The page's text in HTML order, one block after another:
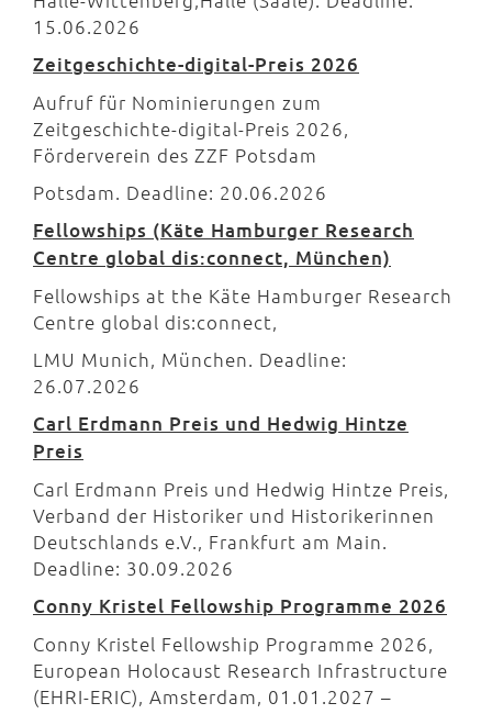
15.06.2026
Zeitgeschichte-digital-Preis 2026
Aufruf für Nominierungen zum
Zeitgeschichte-digital-Preis 2026,
Förderverein des ZZF Potsdam
Potsdam. Deadline: 20.06.2026
Fellowships (Käte Hamburger Research
Centre global dis:connect, München)
Fellowships at the Käte Hamburger Research
Centre global dis:connect,
LMU Munich, München. Deadline:
26.07.2026
Carl Erdmann Preis und Hedwig Hintze
Preis
Carl Erdmann Preis und Hedwig Hintze Preis,
Verband der Historiker und Historikerinnen
Deutschlands e.V., Frankfurt am Main.
Deadline: 30.09.2026
Conny Kristel Fellowship Programme 2026
Conny Kristel Fellowship Programme 2026,
European Holocaust Research Infrastructure
(EHRI-ERIC), Amsterdam, 01.01.2027 –